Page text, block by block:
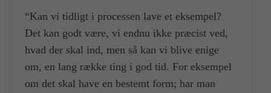
“Kan vi tidligt i processen lave et eksempel?
Det kan godt være, vi endnu ikke præcist ved,
hvad der skal ind, men så kan vi blive enige
om, en lang række ting i god tid. For eksempel
om det skal have en bestemt form; har man